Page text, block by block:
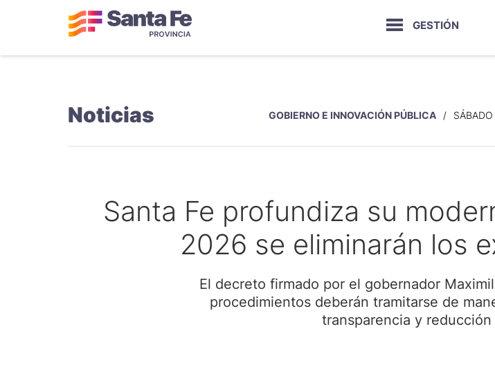
GESTIÓN
Noticias GOBIERNO E INNOVACIÓN PÚBLICA
Santa Fe profundiza su
2026 se eliminarán los
El decreto firmado por el gobernador
procedimientos deberán tramitarse de
transparencia y